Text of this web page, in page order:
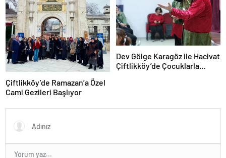
Çiftlikköy’de Ramazan’a Özel
Cami Gezileri Başlıyor
Dev Gölge Karagöz ile Hacivat
Çiftlikköy’de Çocuklarla